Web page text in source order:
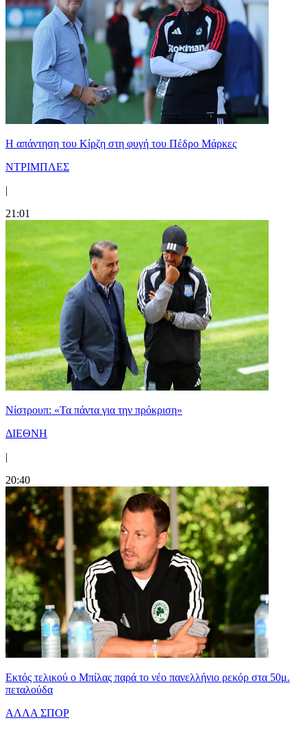
Η απάντηση του Κίρζη στη φυγή του Πέδρο Μάρκες
ΝΤΡΙΜΠΛΕΣ
|
21:01
Νίστρουπ: «Τα πάντα για την πρόκριση»
ΔΙΕΘΝΗ
|
20:40
Εκτός τελικού ο Μπίλας παρά το νέο πανελλήνιο ρεκόρ στα 50μ.
πεταλούδα
ΑΛΛΑ ΣΠΟΡ